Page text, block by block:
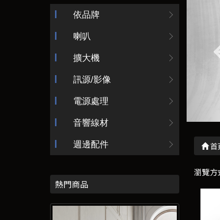
依品牌
喇叭
擴大機
訊源/影像
電源處理
音響線材
週邊配件
熱門商品
首
瀏覽方